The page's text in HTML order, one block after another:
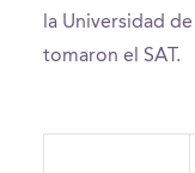
la Universidad
tomaron el SAT.